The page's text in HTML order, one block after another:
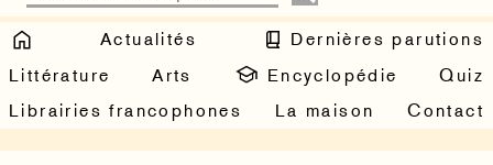
Actualités
Dernières parutions
Littérature
Arts Encyclopédie
Quiz
Librairies francophones
La maison Contact